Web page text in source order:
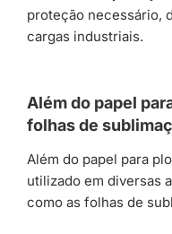
proteção necessário,
cargas industriais.
Além do papel
folhas de
Além do papel para
utilizado em diversas
como as folhas de